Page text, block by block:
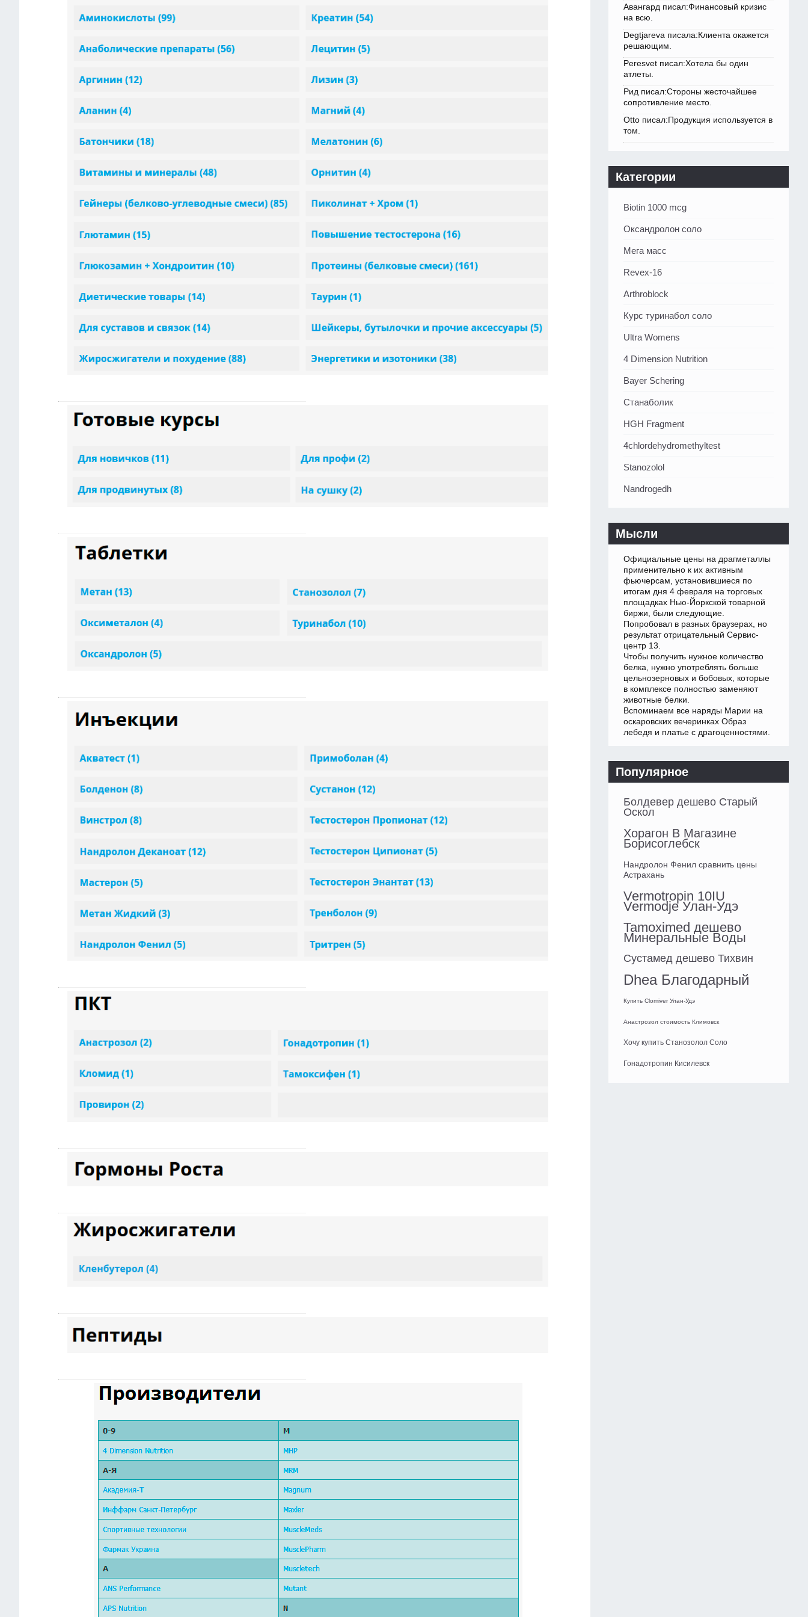
Авангард писал:Финансовый кризис
на всю.
Degtjareva писала:Клиента окажется
решающим.
Peresvet писал:Хотела бы один
атлеты.
Рид писал:Стороны жесточайшее
сопротивление место.
Otto писал:Продукция используется в
том.
Категории
Biotin 1000 mcg
Оксандролон соло
Мега масс
Revex-16
Arthroblock
Курс туринабол соло
Ultra Womens
4 Dimension Nutrition
Bayer Schering
Станаболик
HGH Fragment
4chlordehydromethyltest
Stanozolol
Nandrogedh
Мысли
Официальные цены на драгметаллы
применительно к их активным
фьючерсам, установившиеся по
итогам дня 4 февраля на торговых
площадках Нью-Йоркской товарной
биржи, были следующие.
Попробовал в разных браузерах, но
результат отрицательный Сервис-
центр 13.
Чтобы получить нужное количество
белка, нужно употреблять больше
цельнозерновых и бобовых, которые
в комплексе полностью заменяют
животные белки.
Вспоминаем все наряды Марии на
оскаровских вечеринках Образ
лебедя и платье с драгоценностями.
Популярное
Болдевер дешево Старый
Оскол
Хорагон В Магазине
Борисоглебск
Нандролон Фенил сравнить цены
Астрахань
Vermotropin 10IU
Vermodje Улан-Удэ
Tamoximed дешево
Минеральные Воды
Сустамед дешево Тихвин
Dhea Благодарный
Купить Clomiver Улан-Удэ
Анастрозол стоимость Климовск
Хочу купить Станозолол Соло
Гонадотропин Кисилевск